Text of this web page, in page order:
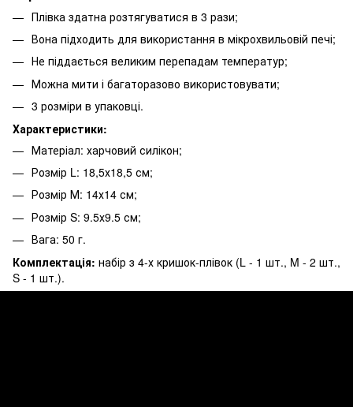
Плівка здатна розтягуватися в 3 рази;
Вона підходить для використання в мікрохвильовій печі;
Не піддається великим перепадам температур;
Можна мити і багаторазово використовувати;
3 розміри в упаковці.
Характеристики:
Матеріал: харчовий силікон;
Розмір L: 18,5х18,5 см;
Розмір М: 14х14 см;
Розмір S: 9.5х9.5 см;
Вага: 50 г.
Комплектація: набір з 4-х кришок-плівок (L - 1 шт., M - 2 шт.,
S - 1 шт.).